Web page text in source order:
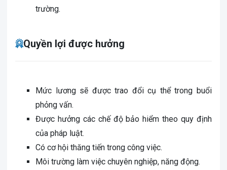
trường.
Quyền lợi được hưởng
Mức lương sẽ được trao đổi cụ thể trong buổi
phỏng vấn.
Được hưởng các chế độ bảo hiểm theo quy định
của pháp luật.
Có cơ hội thăng tiến trong công việc.
Môi trường làm việc chuyên nghiệp, năng động.